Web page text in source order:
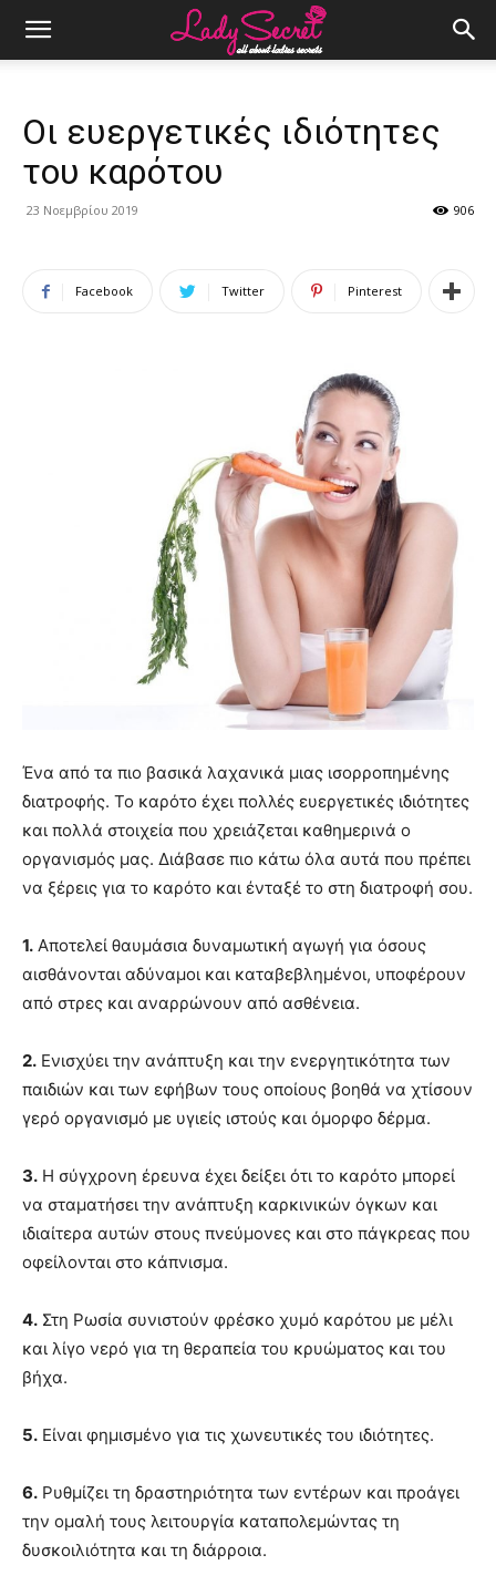
Οι ευεργετικές ιδιότητες
του καρότου
23 Νοεμβρίου 2019 906
Facebook Twitter Pinterest
Ένα από τα πιο βασικά λαχανικά μιας ισορροπημένης
διατροφής. Το καρότο έχει πολλές ευεργετικές ιδιότητες
και πολλά στοιχεία που χρειάζεται καθημερινά ο
οργανισμός μας. Διάβασε πιο κάτω όλα αυτά που πρέπει
να ξέρεις για το καρότο και ένταξέ το στη διατροφή σου.
1. Αποτελεί θαυμάσια δυναμωτική αγωγή για όσους
αισθάνονται αδύναμοι και καταβεβλημένοι, υποφέρουν
από στρες και αναρρώνουν από ασθένεια.
2. Ενισχύει την ανάπτυξη και την ενεργητικότητα των
παιδιών και των εφήβων τους οποίους βοηθά να χτίσουν
γερό οργανισμό με υγιείς ιστούς και όμορφο δέρμα.
3. Η σύγχρονη έρευνα έχει δείξει ότι το καρότο μπορεί
να σταματήσει την ανάπτυξη καρκινικών όγκων και
ιδιαίτερα αυτών στους πνεύμονες και στο πάγκρεας που
οφείλονται στο κάπνισμα.
4. Στη Ρωσία συνιστούν φρέσκο χυμό καρότου με μέλι
και λίγο νερό για τη θεραπεία του κρυώματος και του
βήχα.
5. Είναι φημισμένο για τις χωνευτικές του ιδιότητες.
6. Ρυθμίζει τη δραστηριότητα των εντέρων και προάγει
την ομαλή τους λειτουργία καταπολεμώντας τη
δυσκοιλιότητα και τη διάρροια.